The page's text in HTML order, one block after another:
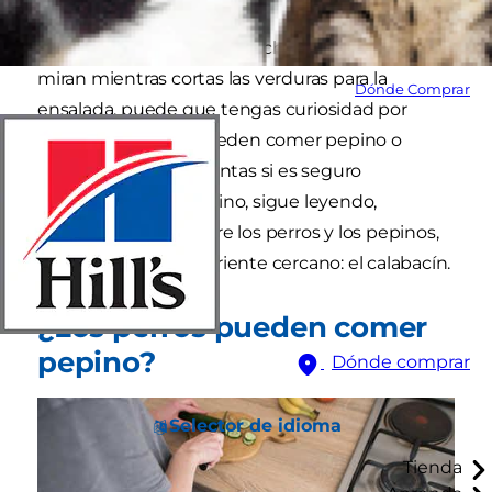
Dónde Comprar
Dónde comprar
Selector de idioma
Tienda
Si has visto esos ojos de cachorro ansioso que te
miran mientras cortas las verduras para la
ensalada, puede que tengas curiosidad por
saber si los perros pueden comer pepino o
calabacín. Si te preguntas si es seguro
alimentarlos con pepino, sigue leyendo,
descubrirás todo sobre los perros y los pepinos,
así como sobre su pariente cercano: el calabacín.
¿Los perros pueden comer
pepino?